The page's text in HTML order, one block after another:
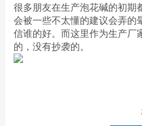
很多朋友在生产泡花碱的初期
会被一些不太懂的建议会弄的
信谁的好。而这里作为生产厂
的，没有抄袭的。